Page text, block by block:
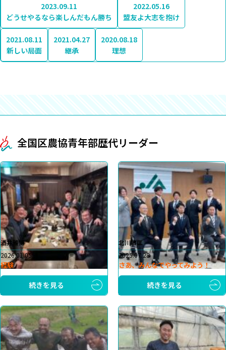
2023.09.11
どうせやるなら楽しんだもん勝ち
2022.05.16
盟友よ大志を抱け
2021.08.11
新しい局面
2021.04.27
継承
2020.08.18
理想
全国区農協青年部歴代リーダー
洒井雅博
2026.01.05
経験
続きを見る
北川敏匡
2025.07.28
さあ、みんなでやってみよう！
続きを見る